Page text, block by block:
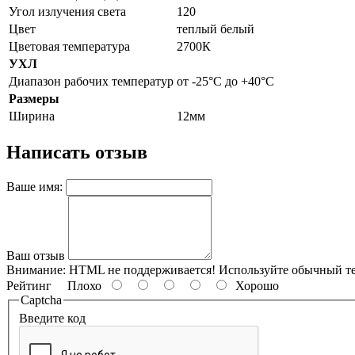
Угол излучения света
120
Цвет
теплый белый
Цветовая температура
2700К
УХЛ
Диапазон рабочих температур от -25°С до +40°С
Размеры
Ширина
12мм
Написать отзыв
Ваше имя:
Ваш отзыв
Внимание: HTML не поддерживается! Используйте обычный
Рейтинг Плохо
Хорошо
Captcha
Введите код